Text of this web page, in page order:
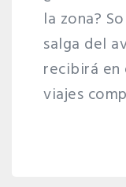
la zona?
salga del
recibirá en
viajes